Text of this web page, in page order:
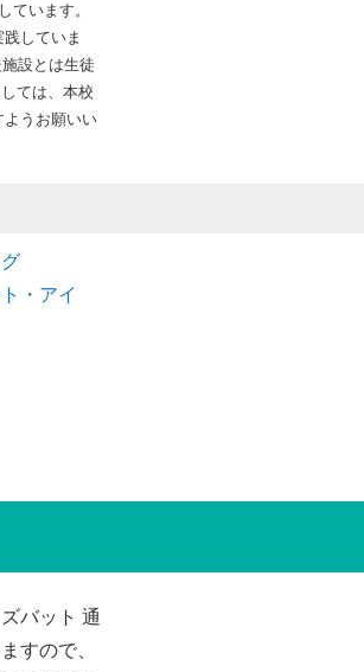
ています。
していま
設とは生徒
ては、本校
ようお願いい
・アイ
バット 通
すので、